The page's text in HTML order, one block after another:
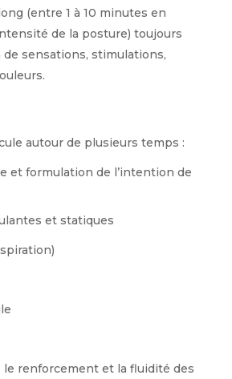
(entre 1 à 10 minutes en
de la posture) toujours
de sensations, stimulations,
autour de plusieurs temps :
et formulation de l’intention de
et statiques
le renforcement et la fluidité des